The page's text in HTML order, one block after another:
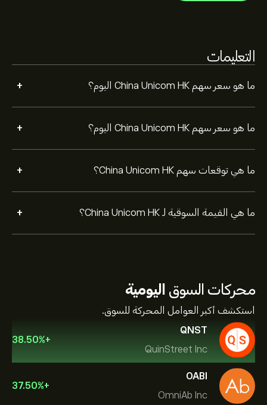
التعليمات
ما هو سعر سهم China Unicom HK اليوم؟ +
ما هو سعر سهم China Unicom HK اليوم؟ +
ما هي توقعات سهم China Unicom HK؟ +
ما هي القيمة السوقية لـ China Unicom HK؟ +
محركات السوق اليومية
استكشف أكبر العوامل المحركة للسوق.
QNST
QuinStreet Inc
+
38.50%
OABI
OmniAb Inc
+
37.50%